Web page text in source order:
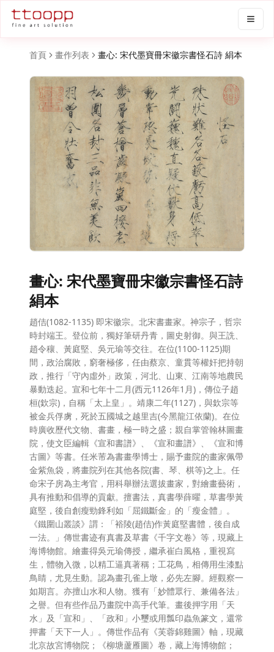
首頁 畫作列表 畫心: 宋代墨寶冊宋徽宗書怪石詩 絹本
畫心: 宋代墨寶冊宋徽宗書怪石詩
絹本
趙佶(1082-1135) 即宋徽宗。北宋書畫家。神宗子，哲宗
時封端王。登位前，獨好筆研丹青，圖史射御。與王詵、
趙令穰、黃庭堅、吳元瑜等交往。在位(1100-1125)期
間，政治腐敗，窮奢極侈，任由蔡京、童貫等權奸把持朝
政，推行「守內虛外」政策，河北、山東、江南等地農民
暴動迭起。宣和七年十二月(西元1126年1月)，傳位子趙
桓(欽宗)，自稱「太上皇」。靖康二年(1127)，與欽宗等
被金兵俘虜，死於五國城之越里吉(今黑龍江依蘭)。在位
時廣收歷代文物、書畫，極一時之盛；親自掌管翰林圖畫
院，使文臣編輯《宣和書譜》、《宣和畫譜》、《宣和博
古圖》等書。任米芾為書畫學博士，賜予畫院的畫家佩帶
金紫魚袋，將畫院列在其他各院(書、琴、棋等)之上。任
命宋子房為主考官，用科舉辦法選拔畫家，對繪畫藝術，
具有推動和倡導的貢獻。擅書法，真書學薛曜，草書學黃
庭堅，後自創瘦勁鋒利如「屈鐵斷金」的「瘦金體」。
《鐵圍山叢談》謂：「裕陵(趙佶)作黃庭堅書體，後自成
一法。」傳世書迹有真書及草書《千字文卷》等，現藏上
海博物館。繪畫得吳元瑜傳授，繼承崔白風格，重視寫
生，體物入微，以精工逼真著稱；工花鳥，相傳用生漆點
鳥睛，尤見生動。認為畫孔雀上墩，必先左腳。經觀察一
如期言。亦擅山水和人物。獲有「妙體眾行、兼備各法」
之譽。但有些作品乃畫院中高手代筆。畫後押字用「天
水」及「宣和」、「政和」小璽或用瓢印蟲魚篆文，還常
押書「天下一人」。傳世作品有《芙蓉錦雞圖》軸，現藏
北京故宮博物院；《柳塘蘆雁圖》卷，藏上海博物館；